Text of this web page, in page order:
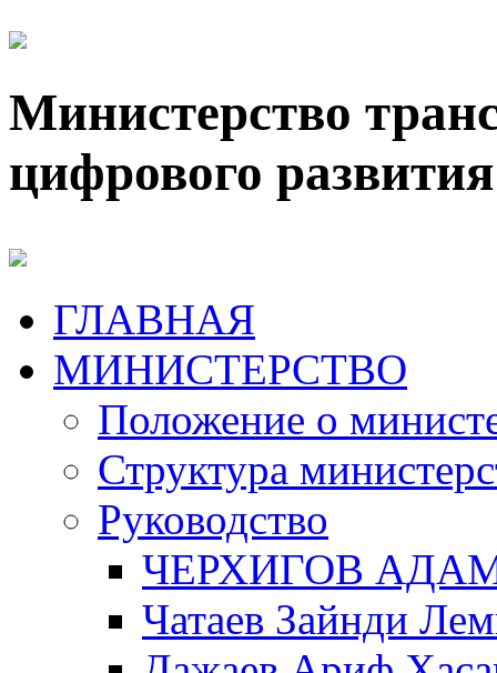
Министерство
цифрового
ГЛАВНАЯ
МИНИСТЕРСТВО
Положение о
Структура
Руководство
ЧЕРХИГОВ
Чатаев Зайнди